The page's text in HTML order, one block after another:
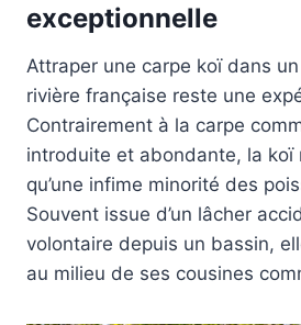
exceptionnelle
Attraper une carpe koï dans un
rivière française reste une
Contrairement à la carpe
introduite et abondante, la koï
qu’une infime minorité des
Souvent issue d’un lâcher
volontaire depuis un bassin,
au milieu de ses cousines